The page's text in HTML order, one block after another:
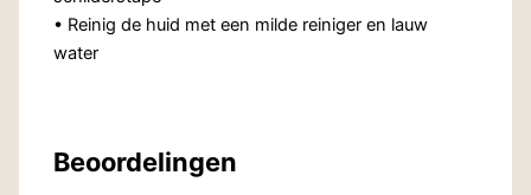
• Reinig de huid met een milde reiniger en lauw
water
Beoordelingen